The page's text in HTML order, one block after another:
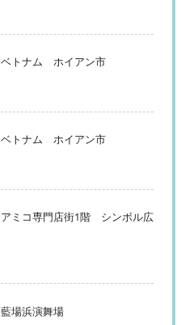
ベトナム ホイアン市
ベトナム ホイアン市
アミコ専門店街1階 シンボル広
藍場浜演舞場